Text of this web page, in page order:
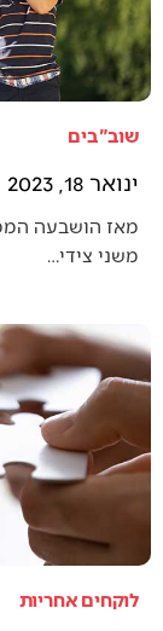
שוב"בים
ינואר 18, 2023
מאז הושבעה
משני צידי…
לוקחים אחריות